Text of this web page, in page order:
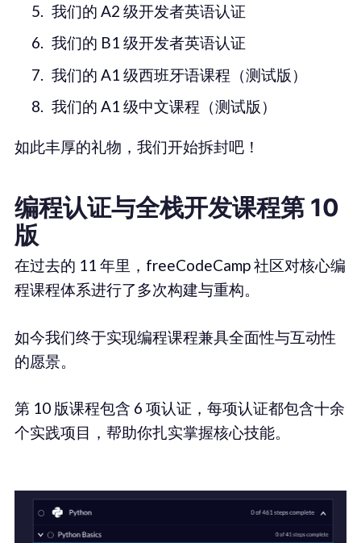
我们的 A2 级开发者英语认证
我们的 B1 级开发者英语认证
我们的 A1 级西班牙语课程（测试版）
我们的 A1 级中文课程（测试版）
如此丰厚的礼物，我们开始拆封吧！
编程认证与全栈开发课程第 10
版
在过去的 11 年里，freeCodeCamp 社区对核心编
程课程体系进行了多次构建与重构。
如今我们终于实现编程课程兼具全面性与互动性
的愿景。
第 10 版课程包含 6 项认证，每项认证都包含十余
个实践项目，帮助你扎实掌握核心技能。